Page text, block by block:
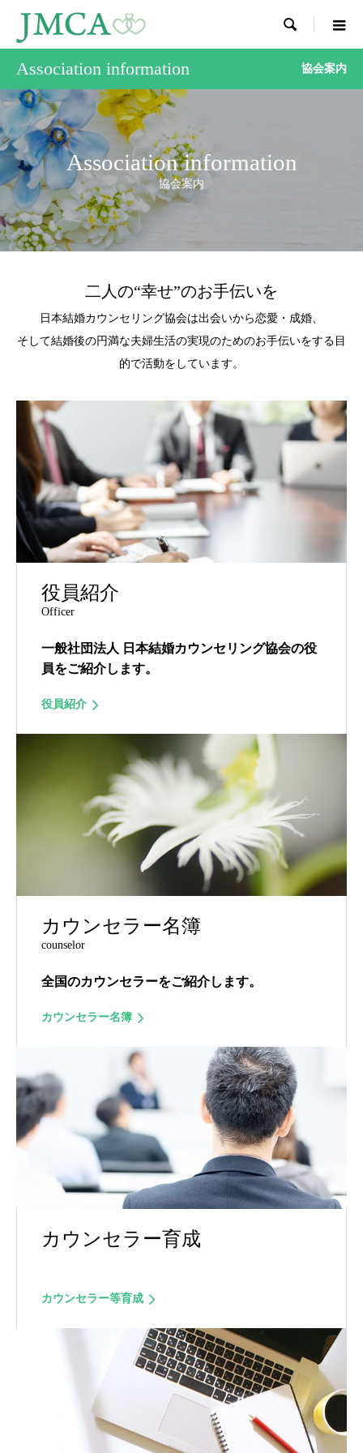

Association information 協会案内
Association information
協会案内
二人の“幸せ”のお手伝いを
日本結婚カウンセリング協会は出会いから恋愛・成婚、
そして結婚後の円満な夫婦生活の実現のためのお手伝いをする目
的で活動をしています。
役員紹介
Officer
一般社団法人 日本結婚カウンセリング協会の役
員をご紹介します。
役員紹介
カウンセラー名簿
counselor
全国のカウンセラーをご紹介します。
カウンセラー名簿
カウンセラー育成
カウンセラー等育成